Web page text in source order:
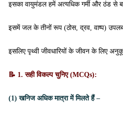
इसका वायुमंडल हमें अत्यधिक गर्मी और ठंड से
इसमें जल के तीनों रूप (ठोस, द्रव, वाष्प)
इसलिए पृथ्वी जीवधारियों के जीवन के लिए
📝 1. सही विकल्प चुनिए (MCQs):
(1) खनिज अधिक मात्रा में मिलते हैं –